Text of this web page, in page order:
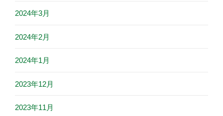
2024年3月
2024年2月
2024年1月
2023年12月
2023年11月